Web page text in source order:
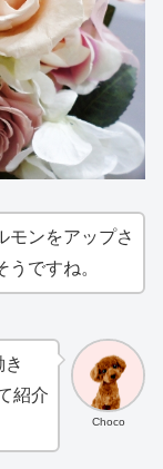
モンをアップさ
ですね。
Choco
紹介